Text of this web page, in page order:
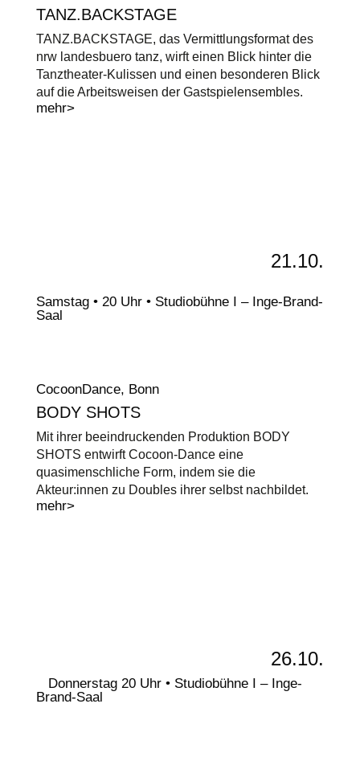
TANZ.BACKSTAGE
TANZ.BACKSTAGE, das Vermittlungsformat des
nrw landesbuero tanz, wirft einen Blick hinter die
Tanztheater-Kulissen und einen besonderen Blick
auf die Arbeitsweisen der Gastspielensembles.
mehr>
21.10.
Samstag • 20 Uhr • Studiobühne I – Inge-Brand-
Saal
CocoonDance, Bonn
BODY SHOTS
Mit ihrer beeindruckenden Produktion BODY
SHOTS entwirft Cocoon-Dance eine
quasimenschliche Form, indem sie die
Akteur:innen zu Doubles ihrer selbst nachbildet.
mehr>
26.10.
Donnerstag 20 Uhr • Studiobühne I – Inge-
Brand-Saal